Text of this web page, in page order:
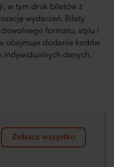
w tym druk biletów z
wydarzeń. Bilety
formatu, stylu i
obejmuje dodanie kodów
indywidualnych danych.
Zobacz wszystko